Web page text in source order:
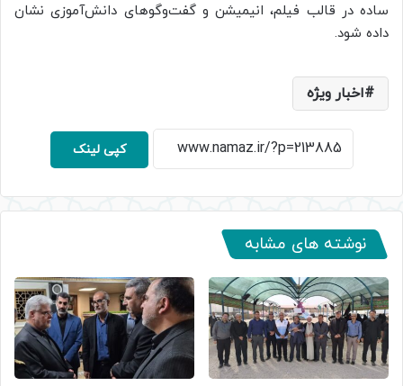
ساده در قالب فیلم، انیمیشن و گفت‌وگوهای دانش‌آموزی نشان
داده شود.
اخبار ویژه
کپی لینک
نوشته های مشابه